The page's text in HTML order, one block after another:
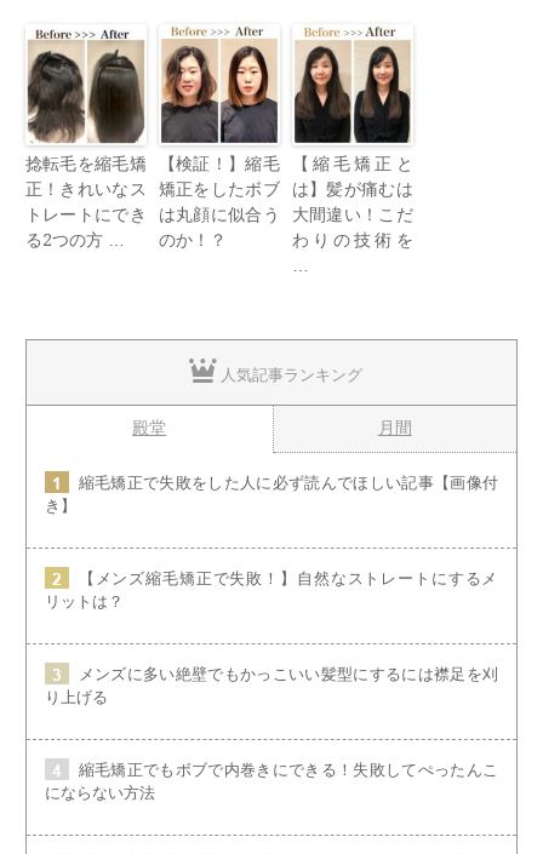
捻転毛を縮毛矯
正！きれいなス
トレートにでき
る2つの方 …
【検証！】縮毛
矯正をしたボブ
は丸顔に似合う
のか！？
【縮毛矯正と
は】髪が痛むは
大間違い！こだ
わりの技術を
人気記事ランキング
殿堂 月間
縮毛矯正で失敗をした人に必ず読んでほしい記事【画像付
き】
【メンズ縮毛矯正で失敗！】自然なストレートにするメ
リットは？
メンズに多い絶壁でもかっこいい髪型にするには襟足を刈
り上げる
縮毛矯正でもボブで内巻きにできる！失敗してぺったんこ
にならない方法